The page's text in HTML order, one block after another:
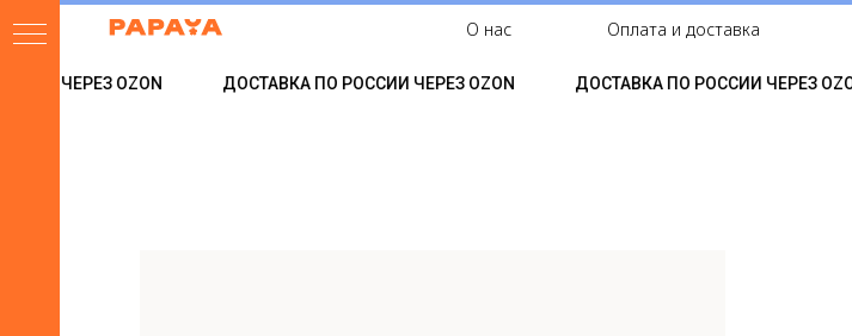
О нас Оплата и доставка
ЧЕРЕЗ OZON ДОСТАВКА ПО РОССИИ ЧЕРЕЗ OZON ДОСТАВКА ПО РОССИИ ЧЕРЕЗ OZON